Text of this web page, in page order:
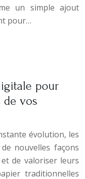
un simple ajout
pour…
pour
de vos
évolution, les
nouvelles façons
de valoriser leurs
traditionnelles